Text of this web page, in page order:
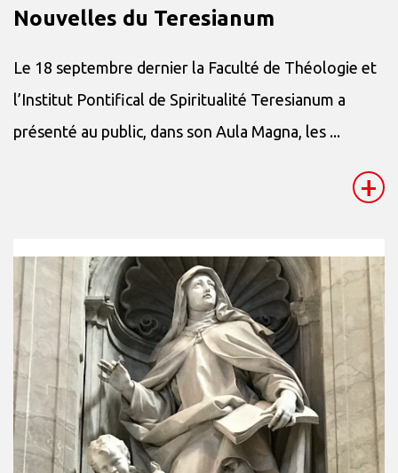
Nouvelles du Teresianum
Le 18 septembre dernier la Faculté de Théologie et
l’Institut Pontifical de Spiritualité Teresianum a
présenté au public, dans son Aula Magna, les ...
+